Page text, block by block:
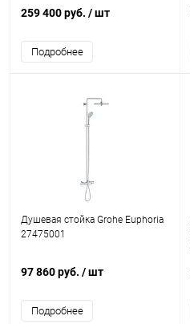
259 400 руб. / шт
Подробнее
Душевая стойка Grohe Euphoria
27475001
97 860 руб. / шт
Подробнее